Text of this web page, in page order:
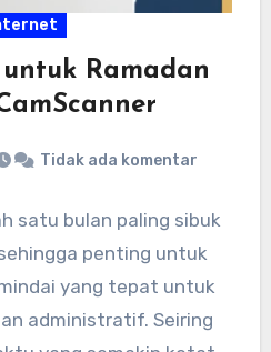
Ramadan
Tidak ada komentar
satu bulan paling sibuk
penting untuk
yang tepat untuk
administratif. Seiring